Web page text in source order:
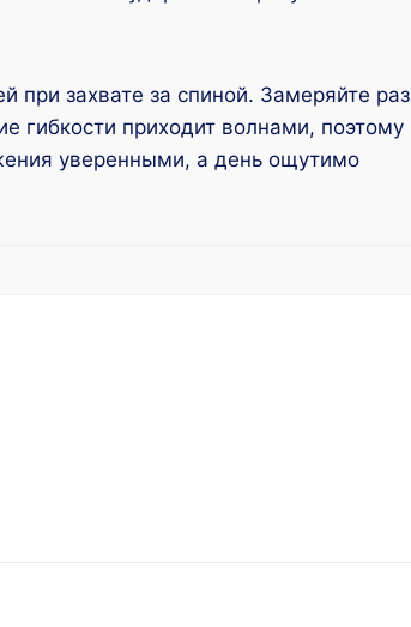
при захвате за спиной. Замеряйте
гибкости приходит волнами, поэтому
уверенными, а день ощутимо